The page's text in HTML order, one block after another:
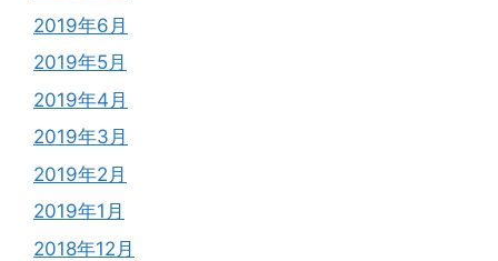
2019年6月
2019年5月
2019年4月
2019年3月
2019年2月
2019年1月
2018年12月